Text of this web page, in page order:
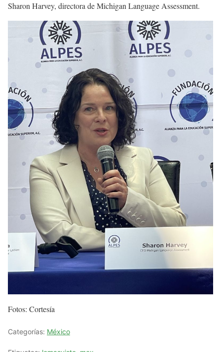
Sharon Harvey, directora de Michigan Language Assessment.
Fotos: Cortesía
Categorías: México